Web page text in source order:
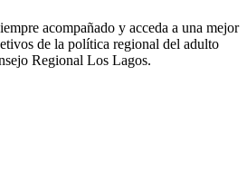
acompañado y acceda a una mejor
de la política regional del adulto
Regional Los Lagos.